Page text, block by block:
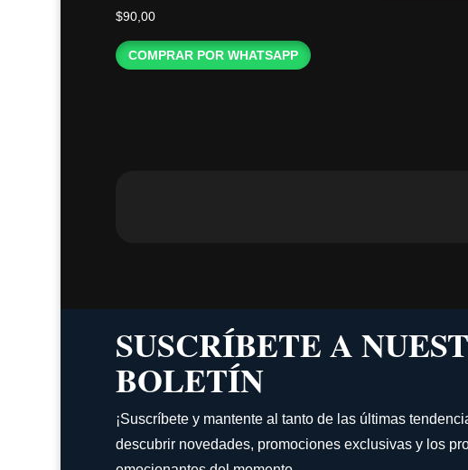
$90,00
COMPRAR POR WHATSAPP
SUSCRÍBETE A
BOLETÍN
¡Suscríbete y mantente al tanto de las últimas
descubrir novedades, promociones exclusivas y los